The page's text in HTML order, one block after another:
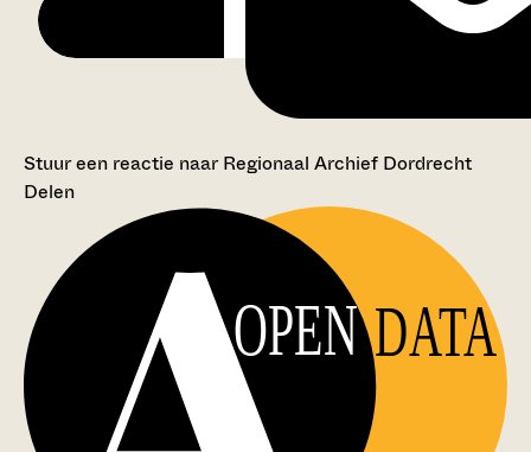
Stuur een reactie naar Regionaal Archief Dordrecht
Delen
OPEN DATA